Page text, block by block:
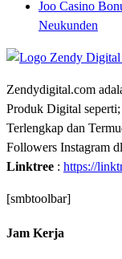
Joo Casino
Neukunden
Zendydigital.com
Produk Digital
Terlengkap dan
Followers Instagram
Linktree : https://
[smbtoolbar]
Jam Kerja